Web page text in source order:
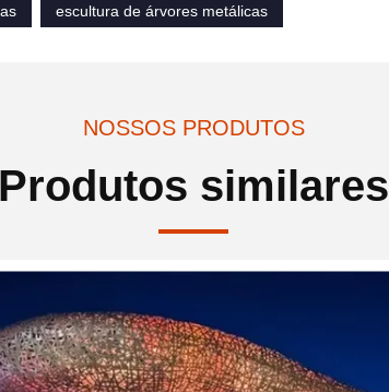
escultura de árvores metálicas
NOSSOS PRODUTOS
Produtos similares